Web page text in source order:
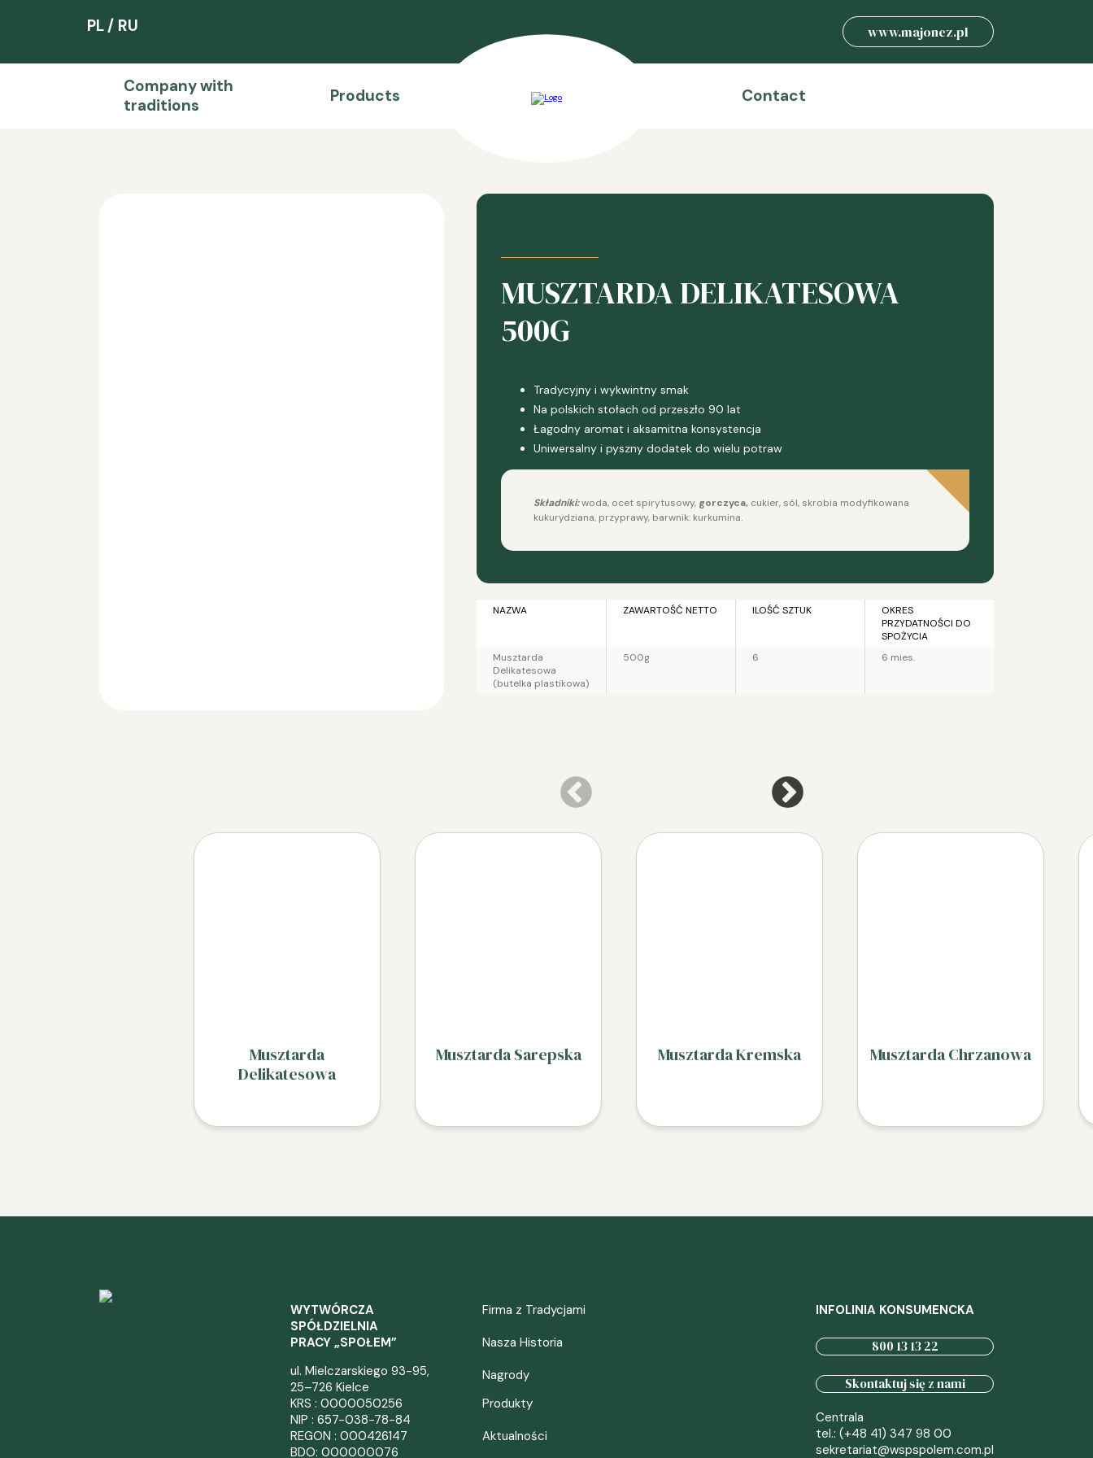
PL RU www.majonez.pl
Company with
traditions
Products Contact
MUSZTARDA DELIKATESOWA
500G
Tradycyjny i wykwintny smak
Na polskich stołach od przeszło 90 lat
Łagodny aromat i aksamitna konsystencja
Uniwersalny i pyszny dodatek do wielu potraw
Składniki:woda, ocet spirytusowy, gorczyca, cukier, sól, skrobia modyfikowana
kukurydziana, przyprawy, barwnik: kurkumina.
NAZWA ZAWARTOŚĆ NETTO ILOŚĆ SZTUK
OKRES
PRZYDATNOŚCI DO
SPOŻYCIA
Musztarda
Delikatesowa
(butelka plastikowa)
500g 6 6 mies.
Musztarda
Delikatesowa
Musztarda Sarepska Musztarda Kremska Musztarda Chrzanowa
WYTWÓRCZA
SPÓŁDZIELNIA
PRACY „SPOŁEM”
ul. Mielczarskiego 93-95,
25–726 Kielce
KRS : 0000050256
NIP : 657-038-78-84
REGON : 000426147
BDO: 000000076
Firma z Tradycjami
Nasza Historia
Nagrody
Produkty
Aktualności
INFOLINIA KONSUMENCKA
800 13 13 22
Skontaktuj się z nami
Centrala
tel.: (+48 41) 347 98 00
sekretariat@wspspolem.com.pl